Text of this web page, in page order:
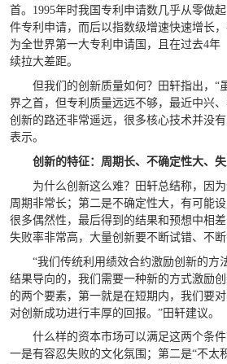
首。1995年时我国专利申请数几乎从零做
件专利申请，而后以指数级增速快速增长
为全世界第一大专利申请国，且在过去4年
续拉大差距。
但我们的创新质量如何？田轩指出，“
界之首，但专利质量远远不够，最近中兴
创新的路还非常遥远，很多核心技术并没
表示。
创新的特征：周期长、不确定性大、
为什么创新这么难？田轩总结称，因
周期非常长；第二是不确定性大，有可能
很多偶然性，最后得到的结果和预想中相
失败率非常高，大量创新要不断试错、不断
“我们传统利用绩效合约激励创新的方
结果导向的，我们需要一种新的方式激励
的两个要素，第一就是在短期内，我们要
对创新成功进行丰厚的回报。”田轩建议。
什么样的资本市场可以满足这两个条
一是有容忍失败的文化氛围；第二是“不太